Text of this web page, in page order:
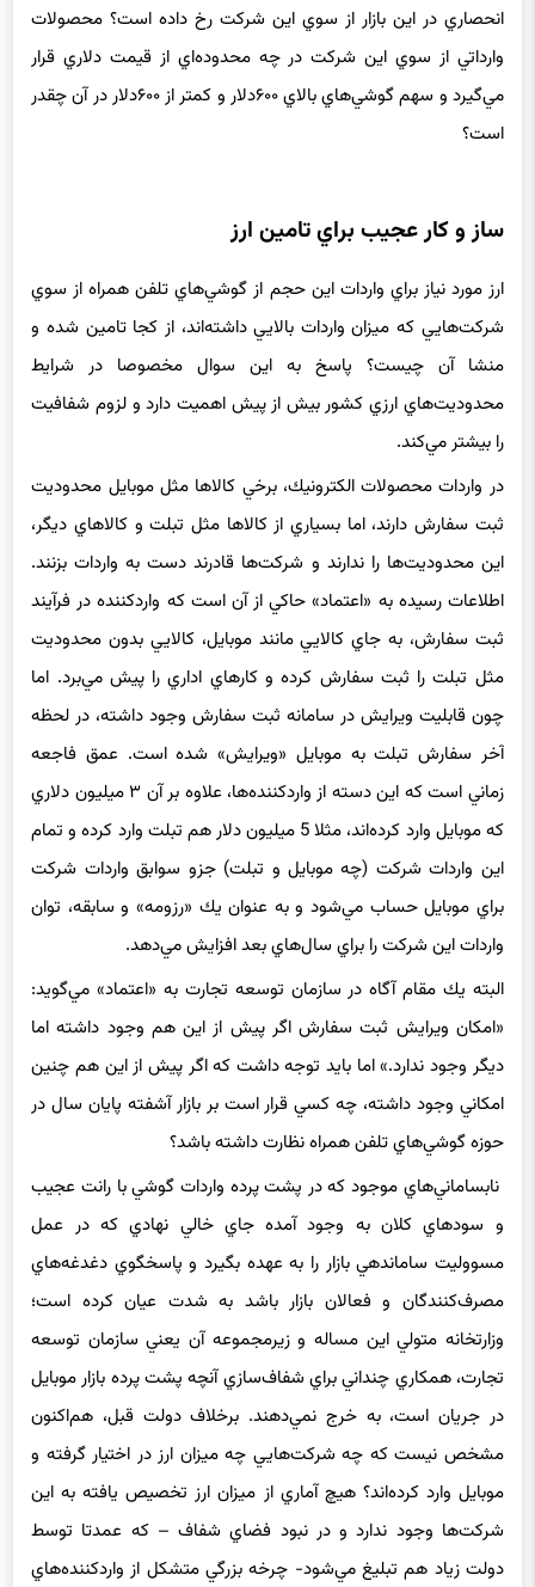
گوشي‌هاي تلفن همراه وارد شده به خود اختصاص داده و آيا
انحصاري در اين بازار از سوي اين شركت رخ داده است؟ محصولات
وارداتي از سوي اين شركت در چه محدوده‌اي از قيمت دلاري قرار
ارز مورد نياز براي واردات اين حجم از گوشي‌هاي تلفن همراه از سوي
شركت‌هايي كه ميزان واردات بالايي داشته‌اند، از كجا تامين شده و
منشا آن چيست؟ پاسخ به اين سوال مخصوصا در شرايط
محدوديت‌هاي ارزي كشور بيش از پيش اهميت دارد و لزوم شفافيت
را بيشتر مي‌كند.
در واردات محصولات الكترونيك، برخي كالاها مثل موبايل محدوديت
ثبت سفارش دارند، اما بسياري از كالاها مثل تبلت و كالاهاي ديگر،
اين محدوديت‌ها را ندارند و شركت‌ها قادرند دست به واردات بزنند.
اطلاعات رسيده به «اعتماد» حاكي از آن است كه وارد‌كننده در فرآيند
ثبت سفارش، به جاي كالايي مانند موبايل، كالايي بدون محدوديت
مثل تبلت را ثبت سفارش كرده و كارهاي اداري را پيش مي‌برد. اما
چون قابليت ويرايش در سامانه ثبت سفارش وجود داشته، در لحظه
آخر سفارش تبلت به موبايل «ويرايش» شده است. عمق فاجعه
زماني است كه اين دسته از واردكننده‌ها، علاوه بر آن ۳ ميليون دلاري
كه موبايل وارد كرده‌اند، مثلا 5 ميليون دلار هم تبلت وارد كرده و تمام
اين واردات شركت (چه موبايل و‌ تبلت) جزو سوابق واردات شركت
براي موبايل حساب مي‌شود و به عنوان يك «رزومه» و سابقه، توان
واردات اين شركت را براي سال‌هاي بعد افزايش مي‌دهد.
البته يك مقام آگاه در سازمان توسعه تجارت به «اعتماد» مي‌گويد:
«امكان ويرايش ثبت سفارش اگر پيش از اين هم وجود داشته اما
ديگر وجود ندارد.» اما بايد توجه داشت كه اگر پيش از اين هم چنين
امكاني وجود داشته، چه كسي قرار است بر بازار آشفته پايان سال در
حوزه گوشي‌هاي تلفن همراه نظارت داشته باشد؟
نابساماني‌هاي موجود كه در پشت پرده واردات گوشي با رانت عجيب
و سودهاي كلان به وجود آمده جاي خالي نهادي كه در عمل
مسووليت ساماندهي بازار را به عهده بگيرد و پاسخگوي دغدغه‌هاي
مصرف‌كنندگان و فعالان بازار باشد به ‌شدت عيان كرده است؛
وزارتخانه متولي اين مساله و زيرمجموعه آن يعني سازمان توسعه
تجارت، همكاري چنداني براي شفاف‌سازي آنچه پشت ‌پرده بازار موبايل
در جريان است، به خرج نمي‌دهند. برخلاف دولت قبل، هم‌اكنون
مشخص نيست كه چه شركت‌هايي چه ميزان ارز در اختيار گرفته و
موبايل وارد كرده‌اند؟ هيچ آماري از ميزان ارز تخصيص يافته به اين
شركت‌ها وجود ندارد و در نبود فضاي شفاف – كه عمدتا ‌توسط